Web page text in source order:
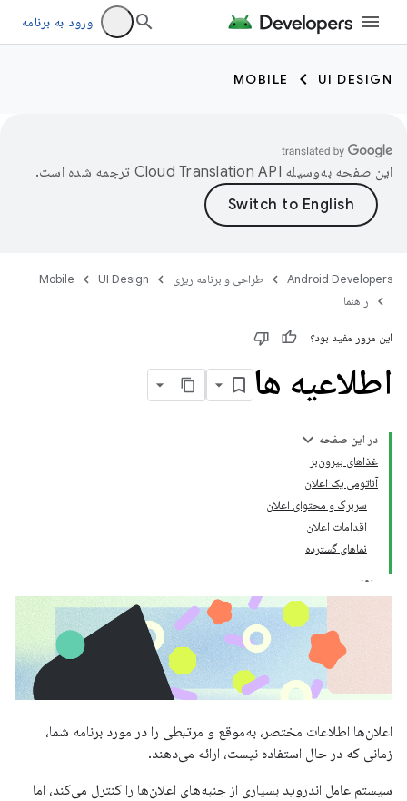
ورود به برنامه
UI DESIGN
MOBILE
این صفحه به‌وسیله ترجمه شده است.
Android Developers طراحی و برنامه ریزی UI Design
Mobile
راهنما
این مرور مفید بود؟
اطلاعیه ها
در این صفحه
غذاهای بیرون‌بر
آناتومی یک اعلان
سربرگ و محتوای اعلان
اقدامات اعلان
نماهای گسترده
اعلان‌ها اطلاعات مختصر، به‌موقع و مرتبطی را در مورد برنامه شما،
زمانی که در حال استفاده نیست، ارائه می‌دهند.
سیستم عامل اندروید بسیاری از جنبه‌های اعلان‌ها را کنترل می‌کند، اما